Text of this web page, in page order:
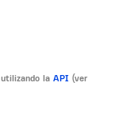
la API (ver